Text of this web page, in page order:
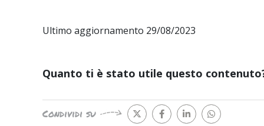
Ultimo aggiornamento 29/08/2023
Quanto ti è stato utile questo
Condividi su